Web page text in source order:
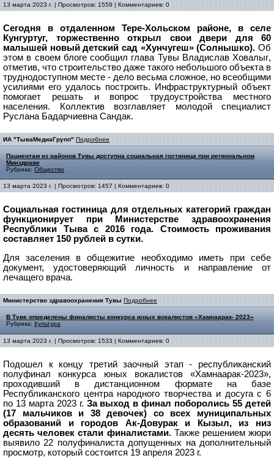
13 марта 2023 г. | Просмотров: 1559 | Комментариев: 0
Сегодня в отдаленном Тере-Хольском районе, в селе
Кунгуртуг, торжественно открыл свои двери для 60
малышей новый детский сад «Хунчугеш» (Солнышко). Об
этом в своем блоге сообщил глава Тувы Владислав Ховалыг,
отметив, что строительство даже такого небольшого объекта в
труднодоступном месте - дело весьма сложное, но всеобщими
усилиями его удалось построить. Инфраструктурный объект
помогает решать и вопрос трудоустройства местного
населения. Коллектив возглавляет молодой специалист
Руслана Бадарчиевна Сандак.
ИА "ТываМедиаГрупп" Подробнее
Пациентам из районов Тувы доступна социальная гостиница при региональном
Минздраве
Рубрика: Общество
13 марта 2023 г. | Просмотров: 1457 | Комментариев: 0
Социальная гостиница для отдельных категорий граждан
функционирует при Министерстве здравоохранения
Республики Тыва с 2016 года. Стоимость проживания
составляет 150 рублей в сутки.
Для заселения в общежитие необходимо иметь при себе
документ, удостоверяющий личность и направление от
лечащего врача.
Министерство здравоохранения Тувы Подробнее
В Туве определены финалисты конкурса юных вокалистов «Хамнаарак- 2023»
Рубрика: Культура
13 марта 2023 г. | Просмотров: 1533 | Комментариев: 0
Подошел к концу третий заочный этап - республиканский
полуфинал конкурса юных вокалистов «Хамнаарак-2023»,
проходивший в дистанционном формате на базе
Республиканского центра народного творчества и досуга с 6
по 13 марта 2023 г. За выход в финал поборолись 55 детей
(17 мальчиков и 38 девочек) со всех муниципальных
образований и городов Ак-Довурак и Кызыл, из низ
десять человек стали финалистами. Также решением жюри
выявило 22 полуфиналиста допущенных на дополнительный
просмотр, который состоится 19 апреля 2023 г.